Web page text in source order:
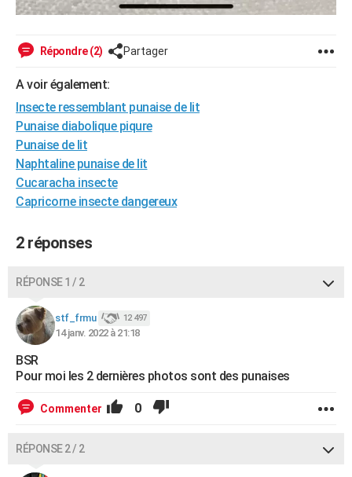
Répondre (2) Partager
A voir également:
Insecte ressemblant punaise de lit
Punaise diabolique piqure
Punaise de lit
Naphtaline punaise de lit
Cucaracha insecte
Capricorne insecte dangereux
2 réponses
RÉPONSE 1 / 2
stf_frmu 12 497
14 janv. 2022 à 21:18
BSR
Pour moi les 2 dernières photos sont des punaises
Commenter 0
RÉPONSE 2 / 2